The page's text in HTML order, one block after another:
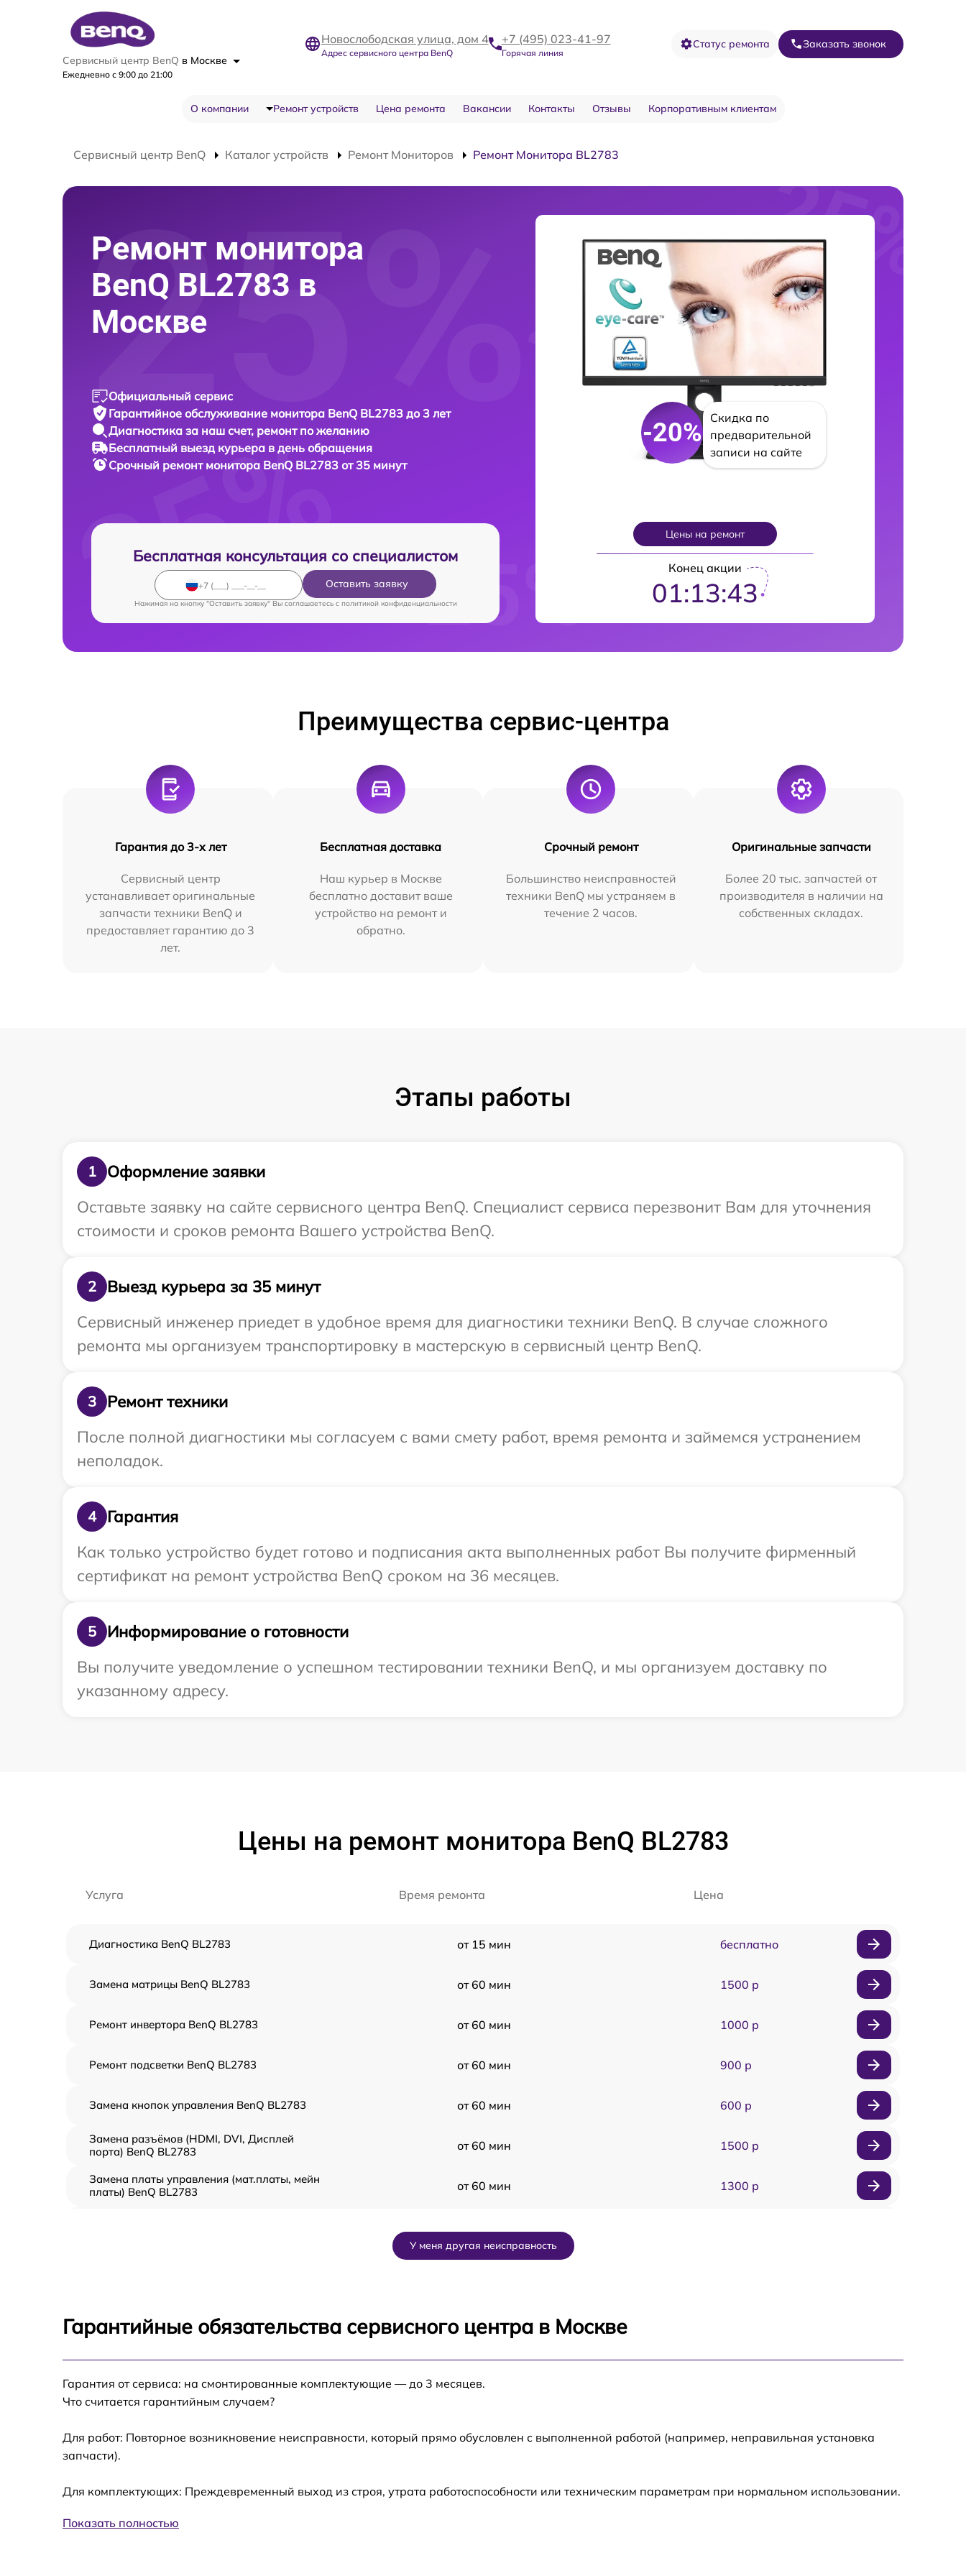
Сервисный центр BenQ в Москве
Ежедневно с 9:00 до 21:00
Новослободская улица, дом 4
Адрес сервисного центра BenQ
+7 (495) 023-41-97
Горячая линия
Статус ремонта Заказать звонок
О компании Ремонт устройств Цена ремонта Вакансии Контакты Отзывы Корпоративным клиентам
Сервисный центр BenQ Каталог устройств Ремонт Мониторов Ремонт Монитора BL2783
Ремонт монитора
BenQ BL2783 в
Москве
Официальный сервис
Гарантийное обслуживание монитора BenQ BL2783 до 3 лет
Диагностика за наш счет, ремонт по желанию
Бесплатный выезд курьера в день обращения
Срочный ремонт монитора BenQ BL2783 от 35 минут
Бесплатная консультация со специалистом
Оставить заявку
Нажимая на кнопку "Оставить заявку" Вы соглашаетесь c политикой конфиденциальности
-20%
Скидка по
предварительной
записи на сайте
Цены на ремонт
Конец акции
01:13:42
Преимущества сервис-центра
Гарантия до 3-х лет
Сервисный центр
устанавливает оригинальные
запчасти техники BenQ и
предоставляет гарантию до 3
лет.
Бесплатная доставка
Наш курьер в Москве
бесплатно доставит ваше
устройство на ремонт и
обратно.
Срочный ремонт
Большинство неисправностей
техники BenQ мы устраняем в
течение 2 часов.
Оригинальные запчасти
Более 20 тыс. запчастей от
производителя в наличии на
собственных складах.
Этапы работы
1
Оформление заявки
Оставьте заявку на сайте сервисного центра BenQ. Специалист сервиса перезвонит Вам для уточнения
стоимости и сроков ремонта Вашего устройства BenQ.
2
Выезд курьера за 35 минут
Сервисный инженер приедет в удобное время для диагностики техники BenQ. В случае сложного
ремонта мы организуем транспортировку в мастерскую в сервисный центр BenQ.
3
Ремонт техники
После полной диагностики мы согласуем с вами смету работ, время ремонта и займемся устранением
неполадок.
4
Гарантия
Как только устройство будет готово и подписания акта выполненных работ Вы получите фирменный
сертификат на ремонт устройства BenQ сроком на 36 месяцев.
5
Информирование о готовности
Вы получите уведомление о успешном тестировании техники BenQ, и мы организуем доставку по
указанному адресу.
Цены на ремонт монитора BenQ BL2783
Услуга Время ремонта Цена
Диагностика BenQ BL2783 от 15 мин бесплатно
Замена матрицы BenQ BL2783 от 60 мин 1500 р
Ремонт инвертора BenQ BL2783 от 60 мин 1000 р
Ремонт подсветки BenQ BL2783 от 60 мин 900 р
Замена кнопок управления BenQ BL2783 от 60 мин 600 р
Замена разъёмов (HDMI, DVI, Дисплей
порта) BenQ BL2783
от 60 мин 1500 р
Замена платы управления (мат.платы, мейн
платы) BenQ BL2783
от 60 мин 1300 р
Замена блока питания BenQ BL2783 от 60 мин
BL2783
У меня другая неисправность
Гарантийные обязательства сервисного центра в Москве
Гарантия от сервиса: на смонтированные комплектующие — до 3 месяцев.
Что считается гарантийным случаем?
Для работ: Повторное возникновение неисправности, который прямо обусловлен с выполненной работой (например, неправильная установка
запчасти).
Для комплектующих: Преждевременный выход из строя, утрата работоспособности или техническим параметрам при нормальном использовании.
Показать полностью